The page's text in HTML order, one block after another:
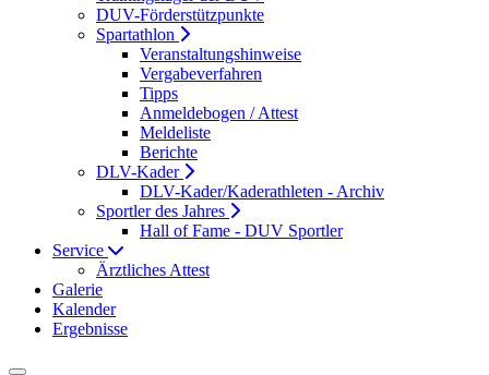
DUV-Förderstützpunkte
Spartathlon
Veranstaltungshinweise
Vergabeverfahren
Tipps
Anmeldebogen / Attest
Meldeliste
Berichte
DLV-Kader
DLV-Kader/Kaderathleten - Archiv
Sportler des Jahres
Hall of Fame - DUV Sportler
Service
Ärztliches Attest
Galerie
Kalender
Ergebnisse